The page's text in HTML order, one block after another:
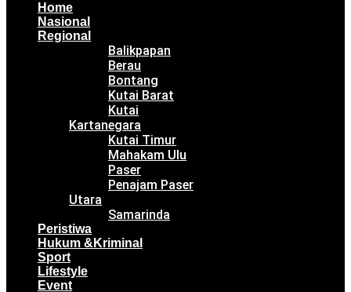
Home
Nasional
Regional
Balikpapan
Berau
Bontang
Kutai Barat
Kutai
Kartanegara
Kutai Timur
Mahakam Ulu
Paser
Penajam Paser
Utara
Samarinda
Peristiwa
Hukum &Kriminal
Sport
Lifestyle
Event